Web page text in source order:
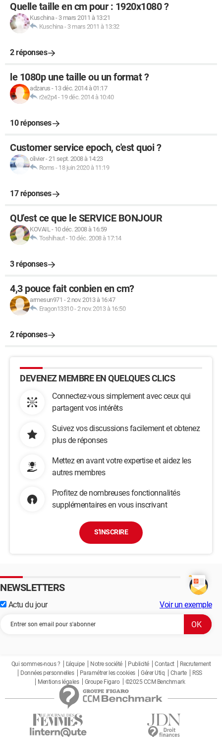
Quelle taille en cm pour : 1920x1080 ?
Kuschina- 3 mars 2011 à 13:21
Kuschina - 3 mars 2011 à 13:32
2 réponses
le 1080p une taille ou un format ?
adzarus - 13 déc. 2014 à 01:17
r2e2p4- 19 déc. 2014 à 10:40
10 réponses
Customer service epoch, c'est quoi ?
olivier-21 sept. 2008 à 14:23
Roms - 18 juin 2020 à 11:19
17 réponses
QU'est ce que le SERVICE BONJOUR
KOVAIL- 10 déc. 2008 à 16:59
Toshihaut- 10 déc. 2008 à 17:14
3 réponses
4,3 pouce fait conbien en cm?
armesun971 -2 nov. 2013 à 16:47
Eragon13310-2 nov. 2013 à 16:50
2 réponses
DEVENEZ MEMBRE EN QUELQUES CLICS
Connectez-vous simplement avec ceux qui
partagent vos intérêts
Suivez vos discussions facilement et obtenez
plus de réponses
Mettez en avant votre expertise et aidez les
autres membres
Profitez de nombreuses fonctionnalités
supplémentaires en vous inscrivant
S'INSCRIRE
NEWSLETTERS
Actu du jour Voir un exemple
Qui sommes-nous ? L'équipe Notre société Publicité Contact
Recrutement
Données personnelles
Paramétrer les cookies Gérer Utiq Charte
RSS
Mentions légales
Groupe Figaro ©2025 CCM Benchmark